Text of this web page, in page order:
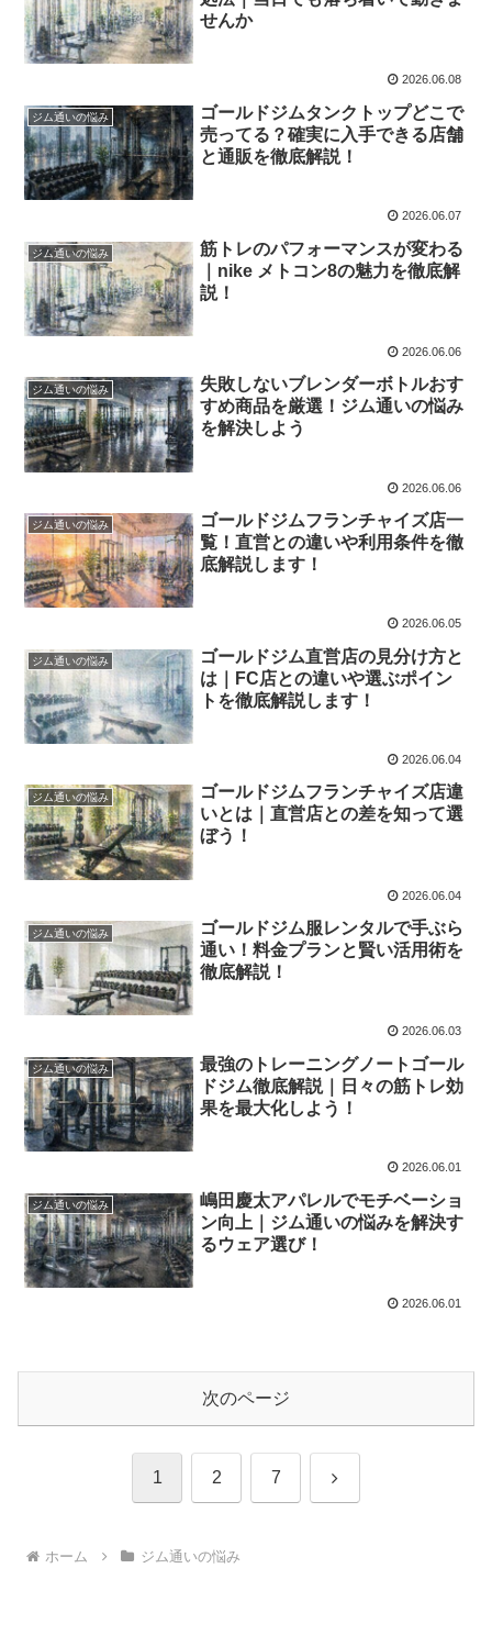
せんか
2026.06.08
ジム通いの悩み
ゴールドジムタンクトップどこで
売ってる？確実に入手できる店舗
と通販を徹底解説！
2026.06.07
ジム通いの悩み
筋トレのパフォーマンスが変わる
｜nike メトコン8の魅力を徹底解
説！
2026.06.06
ジム通いの悩み
失敗しないブレンダーボトルおす
すめ商品を厳選！ジム通いの悩み
を解決しよう
2026.06.06
ジム通いの悩み
ゴールドジムフランチャイズ店一
覧！直営との違いや利用条件を徹
底解説します！
2026.06.05
ジム通いの悩み
ゴールドジム直営店の見分け方と
は｜FC店との違いや選ぶポイン
トを徹底解説します！
2026.06.04
ジム通いの悩み
ゴールドジムフランチャイズ店違
いとは｜直営店との差を知って選
ぼう！
2026.06.04
ジム通いの悩み
ゴールドジム服レンタルで手ぶら
通い！料金プランと賢い活用術を
徹底解説！
2026.06.03
ジム通いの悩み
最強のトレーニングノートゴール
ドジム徹底解説｜日々の筋トレ効
果を最大化しよう！
2026.06.01
ジム通いの悩み
嶋田慶太アパレルでモチベーショ
ン向上｜ジム通いの悩みを解決す
るウェア選び！
2026.06.01
次のページ
1 2 7 次
ホーム ジム通いの悩み